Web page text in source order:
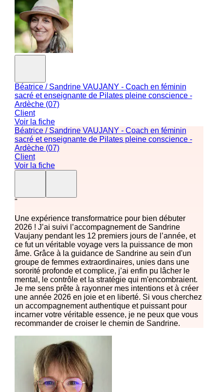
Béatrice / Sandrine VAUJANY - Coach en féminin
sacré et enseignante de Pilates pleine conscience -
Ardèche (07)
Client
Voir la fiche
Béatrice / Sandrine VAUJANY - Coach en féminin
sacré et enseignante de Pilates pleine conscience -
Ardèche (07)
Client
Voir la fiche
"
Une expérience transformatrice pour bien débuter
2026 ! J’ai suivi l’accompagnement de Sandrine
Vaujany pendant les 12 premiers jours de l’année, et
ce fut un véritable voyage vers la puissance de mon
âme. Grâce à la guidance de Sandrine au sein d'un
groupe de femmes extraordinaires, unies dans une
sororité profonde et complice, j’ai enfin pu lâcher le
mental, le contrôle et la stratégie qui m'encombraient.
Je me sens prête à rayonner mes intentions et à créer
une année 2026 en joie et en liberté. Si vous cherchez
un accompagnement authentique et puissant pour
incarner votre véritable essence, je ne peux que vous
recommander de croiser le chemin de Sandrine.